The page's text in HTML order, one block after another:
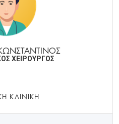
ΧΕΙΡΟΥΡΓΟΣ
ΚΛΙΝΙΚΉ